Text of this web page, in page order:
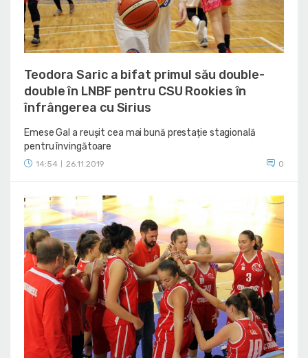
Teodora Saric a bifat primul său double-
double în LNBF pentru CSU Rookies în
înfrângerea cu Sirius
Emese Gal a reușit cea mai bună prestație stagională
pentru învingătoare
14:54 26.11.2019 0